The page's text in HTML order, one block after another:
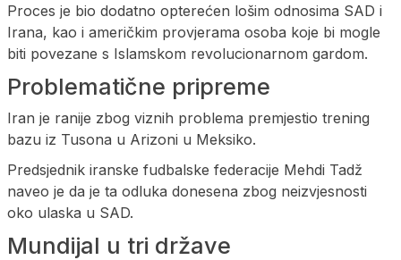
Proces je bio dodatno opterećen lošim odnosima SAD i
Irana, kao i američkim provjerama osoba koje bi mogle
biti povezane s Islamskom revolucionarnom gardom.
Problematične pripreme
Iran je ranije zbog viznih problema premjestio trening
bazu iz Tusona u Arizoni u Meksiko.
Predsjednik iranske fudbalske federacije Mehdi Tadž
naveo je da je ta odluka donesena zbog neizvjesnosti
oko ulaska u SAD.
Mundijal u tri države